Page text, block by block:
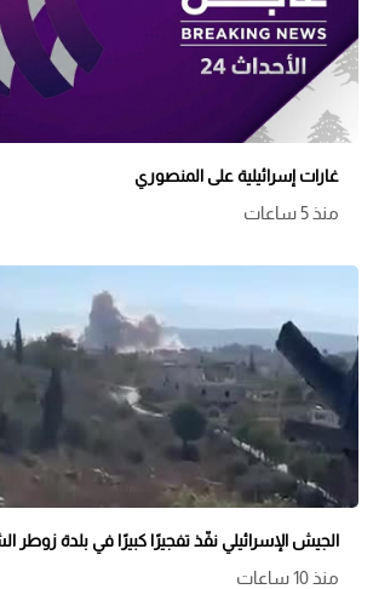
غارات إسرائيلية على المنصوري
منذ 5 ساعات
الجيش الإسرائيلي نفّذ تفجيرًا كبيرًا في بلدة زوطر
منذ 10 ساعات